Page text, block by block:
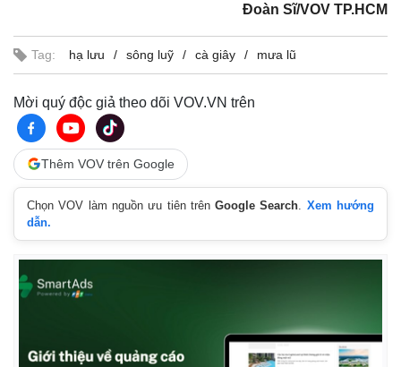
Đoàn Sĩ/VOV TP.HCM
Tag: hạ lưu sông luỹ cà giây mưa lũ
Mời quý độc giả theo dõi VOV.VN trên
Thêm VOV trên Google
Chọn VOV làm nguồn ưu tiên trênGoogle Search
Xem hướng
dẫn.